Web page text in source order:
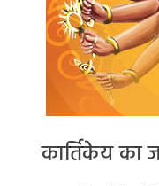
कार्तिकेय का